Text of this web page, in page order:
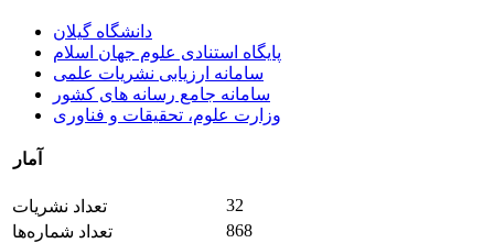
دانشگاه گیلان
پایگاه استنادی علوم جهان اسلام
سامانه ارزیابی نشریات علمی
سامانه جامع رسانه های کشور
وزارت علوم، تحقیقات و فناوری
آمار
تعداد نشریات
32
تعداد شماره‌ها
868